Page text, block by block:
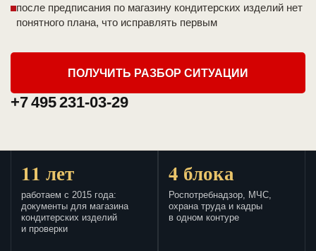
после предписания по магазину кондитерских изделий нет
понятного плана, что исправлять первым
ПОЛУЧИТЬ РАЗБОР СИТУАЦИИ
+7 495 231-03-29
11 лет
работаем с 2015 года:
документы для магазина
кондитерских изделий
и проверки
4 блока
Роспотребнадзор, МЧС,
охрана труда и кадры
в одном контуре